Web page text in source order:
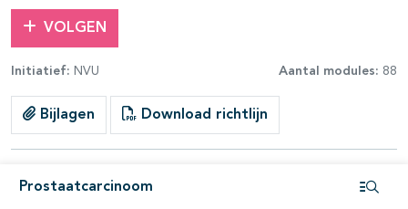
VOLGEN
Initiatief: NVU Aantal modules: 88
Bijlagen Download richtlijn
Prostaatcarcinoom
open- en dichtklappen
open- en dichtklappen
open- en dichtklappen